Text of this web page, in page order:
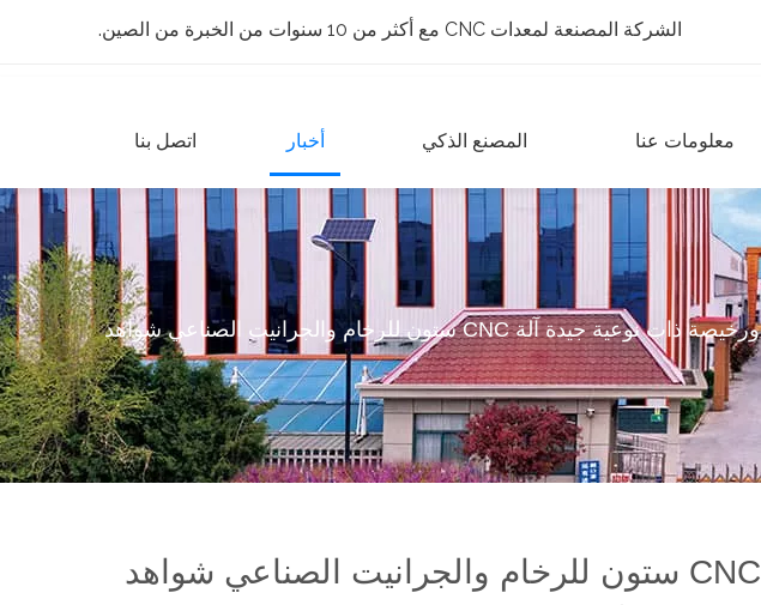
الشركة المصنعة لمعدات CNC مع أكثر من 10 سنوات من الخبرة من الصين.
معلومات عنا المصنع الذكي أخبار اتصل بنا
ورخيصة ذات نوعية جيدة آلة CNC ستون للرخام والجرانيت الصناعي شواهد